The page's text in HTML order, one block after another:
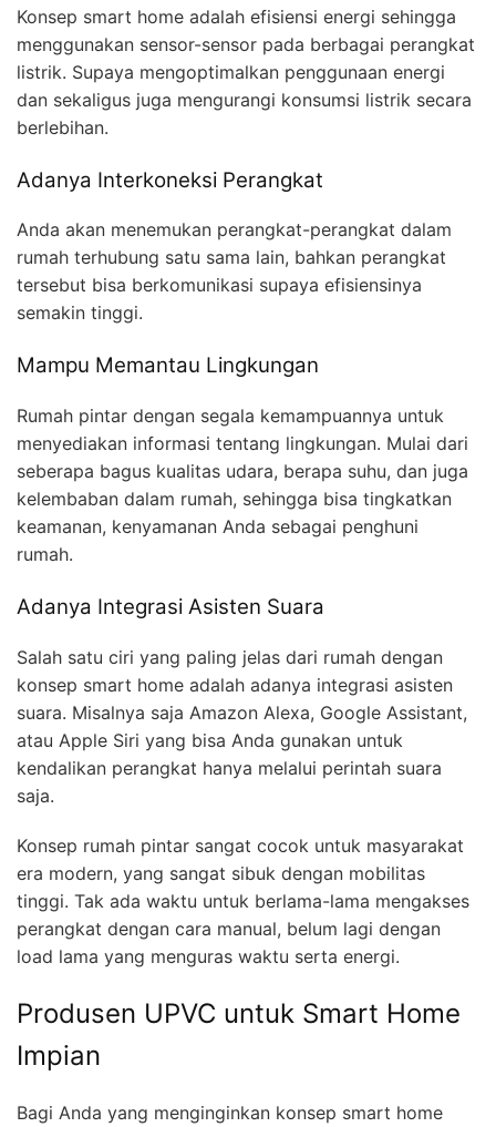
Konsep smart home adalah efisiensi energi sehingga
menggunakan sensor-sensor pada berbagai perangkat
listrik. Supaya mengoptimalkan penggunaan energi
dan sekaligus juga mengurangi konsumsi listrik secara
berlebihan.
Adanya Interkoneksi Perangkat
Anda akan menemukan perangkat-perangkat dalam
rumah terhubung satu sama lain, bahkan perangkat
tersebut bisa berkomunikasi supaya efisiensinya
semakin tinggi.
Mampu Memantau Lingkungan
Rumah pintar dengan segala kemampuannya untuk
menyediakan informasi tentang lingkungan. Mulai dari
seberapa bagus kualitas udara, berapa suhu, dan juga
kelembaban dalam rumah, sehingga bisa tingkatkan
keamanan, kenyamanan Anda sebagai penghuni
rumah.
Adanya Integrasi Asisten Suara
Salah satu ciri yang paling jelas dari rumah dengan
konsep smart home adalah adanya integrasi asisten
suara. Misalnya saja Amazon Alexa, Google Assistant,
atau Apple Siri yang bisa Anda gunakan untuk
kendalikan perangkat hanya melalui perintah suara
saja.
Konsep rumah pintar sangat cocok untuk masyarakat
era modern, yang sangat sibuk dengan mobilitas
tinggi. Tak ada waktu untuk berlama-lama mengakses
perangkat dengan cara manual, belum lagi dengan
load lama yang menguras waktu serta energi.
Produsen UPVC untuk Smart Home
Impian
Bagi Anda yang menginginkan konsep smart home